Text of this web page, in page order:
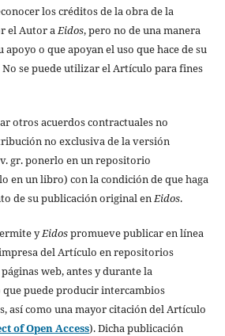
los créditos de la obra de la
el Autor aEidos, pero no de una manera
apoyo o que apoyan el uso que hace de su
se puede utilizar el Artículo para fines
otros acuerdos contractuales no
no exclusiva de la versión
gr. ponerlo en un repositorio
en un libro) con la condición de que haga
de su publicación original enEidos.
yEidospromueve publicar en línea
del Artículo en repositorios
web, antes y durante la
puede producir intercambios
así como una mayor citación del Artículo
of Open Access). Dicha publicación